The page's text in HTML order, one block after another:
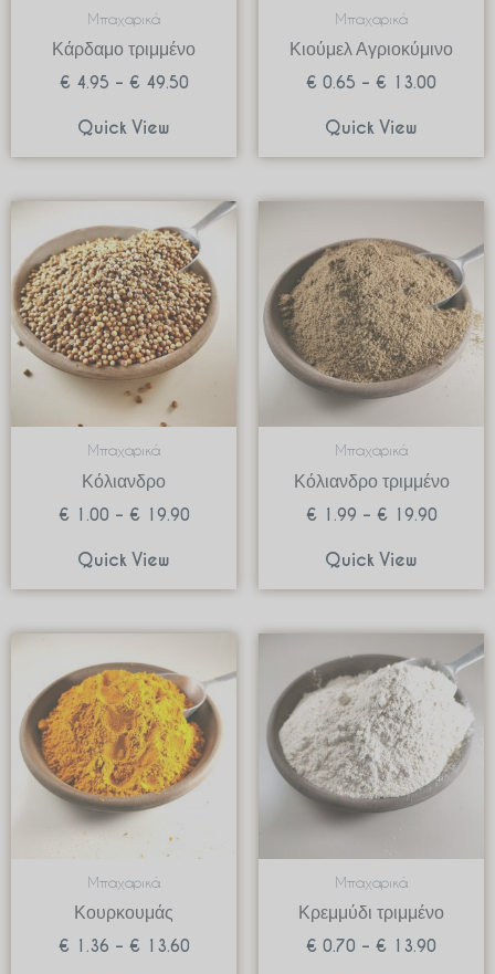
Μπαχαρικά
Κάρδαμο τριμμένο
€ 4.95 – € 49.50
Quick View
Μπαχαρικά
Κιούμελ Αγριοκύμινο
€ 0.65 – € 13.00
Quick View
Μπαχαρικά
Κόλιανδρο
€ 1.00 – € 19.90
Price
range:
€ 1.00
through
€ 19.90
Quick View
Μπαχαρικά
Κόλιανδρο τριμμένο
€ 1.99 – € 19.90
€ 1.99
through
€
Quick View
Μπαχαρικά
Κουρκουμάς
€ 1.36 – € 13.60
€ 1.36
through
€ 13.60
Μπαχαρικά
Κρεμμύδι τριμμένο
€ 0.70 – € 13.90
range:
€ 0.70
through
€ 13.90